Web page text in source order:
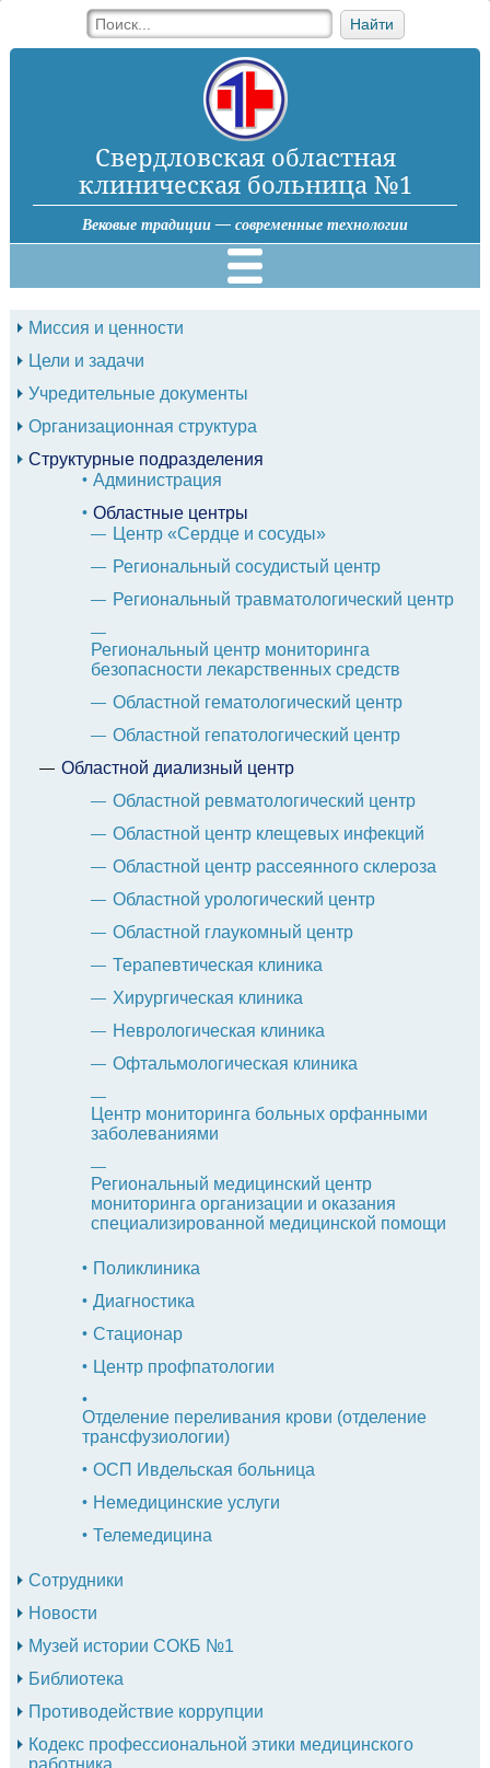
Найти
Свердловская областная
клиническая больница №1
Вековые традиции — современные технологии
Миссия и ценности
Цели и задачи
Учредительные документы
Организационная структура
Структурные подразделения
Администрация
Областные центры
Центр «Сердце и сосуды»
Региональный сосудистый центр
Региональный травматологический центр
Региональный центр мониторинга
безопасности лекарственных средств
Областной гематологический центр
Областной гепатологический центр
Областной диализный центр
Областной ревматологический центр
Областной центр клещевых инфекций
Областной центр рассеянного склероза
Областной урологический центр
Областной глаукомный центр
Терапевтическая клиника
Хирургическая клиника
Неврологическая клиника
Офтальмологическая клиника
Центр мониторинга больных орфанными
заболеваниями
Региональный медицинский центр
мониторинга организации и оказания
специализированной медицинской помощи
Поликлиника
Диагностика
Стационар
Центр профпатологии
Отделение переливания крови (отделение
трансфузиологии)
ОСП Ивдельская больница
Немедицинские услуги
Телемедицина
Сотрудники
Новости
Музей истории СОКБ №1
Библиотека
Противодействие коррупции
Кодекс профессиональной этики медицинского
работника